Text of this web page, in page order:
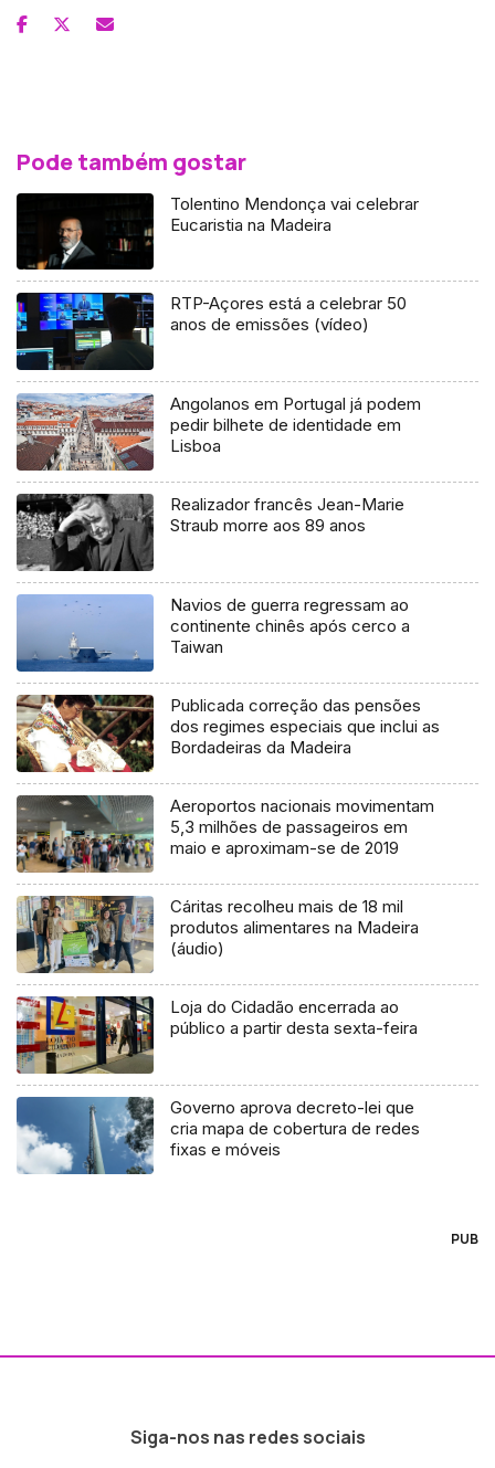
Pode também gostar
Tolentino Mendonça vai celebrar
Eucaristia na Madeira
RTP-Açores está a celebrar 50
anos de emissões (vídeo)
Angolanos em Portugal já podem
pedir bilhete de identidade em
Lisboa
Realizador francês Jean-Marie
Straub morre aos 89 anos
Navios de guerra regressam ao
continente chinês após cerco a
Taiwan
Publicada correção das pensões
dos regimes especiais que inclui as
Bordadeiras da Madeira
Aeroportos nacionais movimentam
5,3 milhões de passageiros em
maio e aproximam-se de 2019
Cáritas recolheu mais de 18 mil
produtos alimentares na Madeira
(áudio)
Loja do Cidadão encerrada ao
público a partir desta sexta-feira
Governo aprova decreto-lei que
cria mapa de cobertura de redes
fixas e móveis
PUB
Siga-nos nas redes sociais